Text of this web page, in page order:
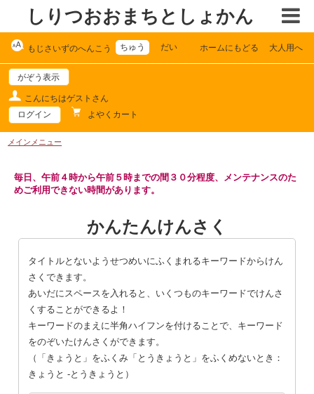
しりつおおまちとしょかん
もじさいずのへんこう ちゅう だい ホームにもどる 大人用へ
がぞう表示
こんにちはゲストさん
ログイン
よやくカート
メインメニュー
毎日、午前４時から午前５時までの間３０分程度、メンテナンスのた
めご利用できない時間があります。
かんたんけんさく
タイトルとないようせつめいにふくまれるキーワードからけん
さくできます。
あいだにスペースを入れると、いくつものキーワードでけんさ
くすることができるよ！
キーワードのまえに半角ハイフンを付けることで、キーワード
をのぞいたけんさくができます。
（「きょうと」をふくみ「とうきょうと」をふくめないとき：
きょうと -とうきょうと）